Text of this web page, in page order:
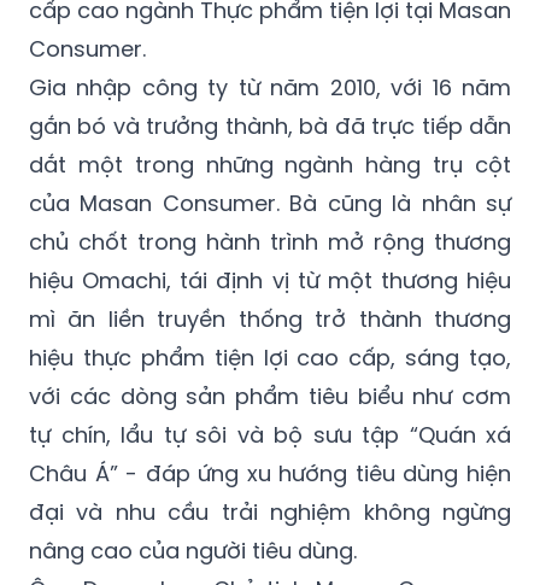
Trước khi được bổ nhiệm, bà Nguyễn Trương
Kim Phượng giữ vị trí Giám đốc Marketing
cấp cao ngành Thực phẩm tiện lợi tại Masan
Consumer.
Gia nhập công ty từ năm 2010, với 16 năm
gắn bó và trưởng thành, bà đã trực tiếp dẫn
dắt một trong những ngành hàng trụ cột
của Masan Consumer. Bà cũng là nhân sự
chủ chốt trong hành trình mở rộng thương
hiệu Omachi, tái định vị từ một thương hiệu
mì ăn liền truyền thống trở thành thương
hiệu thực phẩm tiện lợi cao cấp, sáng tạo,
với các dòng sản phẩm tiêu biểu như cơm
tự chín, lẩu tự sôi và bộ sưu tập “Quán xá
Châu Á” - đáp ứng xu hướng tiêu dùng hiện